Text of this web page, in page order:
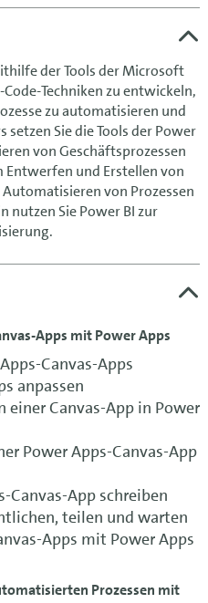
der Tools der Microsoft
Techniken zu entwickeln,
zu automatisieren und
Sie die Tools der Power
von Geschäftsprozessen
Entwerfen und Erstellen von
von Prozessen
Sie Power BI zur
Apps mit Power Apps
Canvas-Apps
anpassen
einer Canvas-App in Power
Power Apps-Canvas-App
Canvas-App schreiben
teilen und warten
Apps mit Power Apps
Prozessen mit